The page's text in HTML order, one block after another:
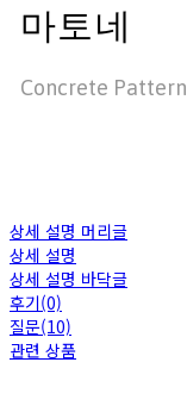
마토네
Concrete Pattern
상세 설명 머리글
상세 설명
상세 설명 바닥글
후기(0)
질문(10)
관련 상품